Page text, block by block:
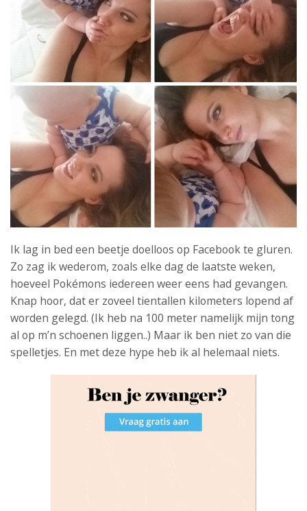
Ik lag in bed een beetje doelloos op Facebook te gluren.
Zo zag ik wederom, zoals elke dag de laatste weken,
hoeveel Pokémons iedereen weer eens had gevangen.
Knap hoor, dat er zoveel tientallen kilometers lopend af
worden gelegd. (Ik heb na 100 meter namelijk mijn tong
al op m’n schoenen liggen..) Maar ik ben niet zo van die
spelletjes. En met deze hype heb ik al helemaal niets.